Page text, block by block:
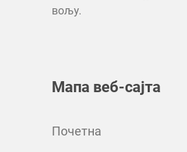
вољу.
Мапа веб-сајта
Почетна